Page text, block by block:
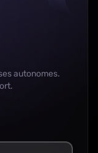
autonomes.